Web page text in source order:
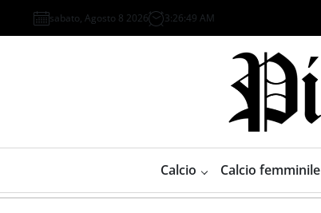
to
sabato, Agosto 8 2026 3:26:50 AM
Sport
Calcio Calcio femminile